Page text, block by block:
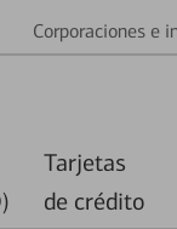
Corporaciones e
Tarjetas
de crédito